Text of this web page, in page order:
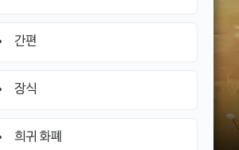
간편
장식
희귀 화폐